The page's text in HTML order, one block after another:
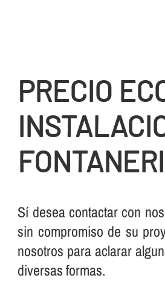
PRECIO
Sí­ desea contactar con
sin compromiso de su
nosotros para aclarar
diversas formas.